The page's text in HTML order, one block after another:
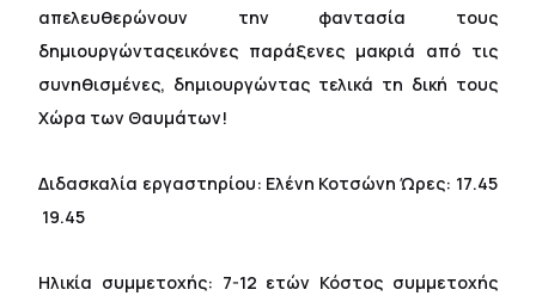
απελευθερώνουν την φαντασία τους
δημιουργώνταςεικόνες παράξενες μακριά από τις
συνηθισμένες, δημιουργώντας τελικά τη δική τους
Χώρα των Θαυμάτων!
Διδασκαλία εργαστηρίου: Ελένη Κοτσώνη Ώρες: 17.45
 19.45
Ηλικία συμμετοχής: 7-12 ετών Κόστος συμμετοχής